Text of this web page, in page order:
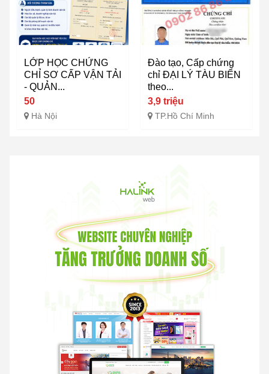
LỚP HỌC CHỨNG
CHỈ SƠ CẤP VẬN TẢI
- QUẢN...
50
Hà Nội
Đào tạo, Cấp chứng
chỉ ĐẠI LÝ TÀU BIỂN
theo...
3,9 triệu
TP.Hồ Chí Minh